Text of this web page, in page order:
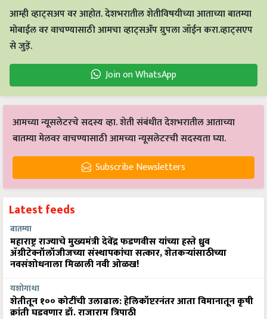
आम्ही व्हाट्सअप वर आहोत. देशभरातील शेतीविषयीच्या आताच्या बातम्या
मोबाईल वर वाचण्यासाठी आमचा व्हाट्सअँप ग्रुपला जॉईन करा.व्हाट्सएप
से जुड़ें.
Join on WhatsApp
आमच्या न्यूसलेटरचे सदस्य व्हा. शेती संबंधीत देशभरातील आताच्या
बातम्या मेलवर वाचण्यासाठी आमच्या न्यूसलेटरची सदस्यता घ्या.
Subscribe Newsletters
Latest feeds
बातम्या
महाराष्ट्र राज्याचे मुख्यमंत्री देवेंद्र फडणवीस यांच्या हस्ते ध्रुव
ॲग्रीटेक्नॉलॉजीजच्या संस्थापकांचा सत्कार, शेतकऱ्यांसाठीच्या
नवसंशोधनाला मिळाली नवी ओळख!
यशोगाथा
शेतीतून १०० कोटींची उलाढाल: हेलिकॉप्टरनंतर आता विमानातून कृषी
क्रांती घडवणार डॉ. राजाराम त्रिपाठी